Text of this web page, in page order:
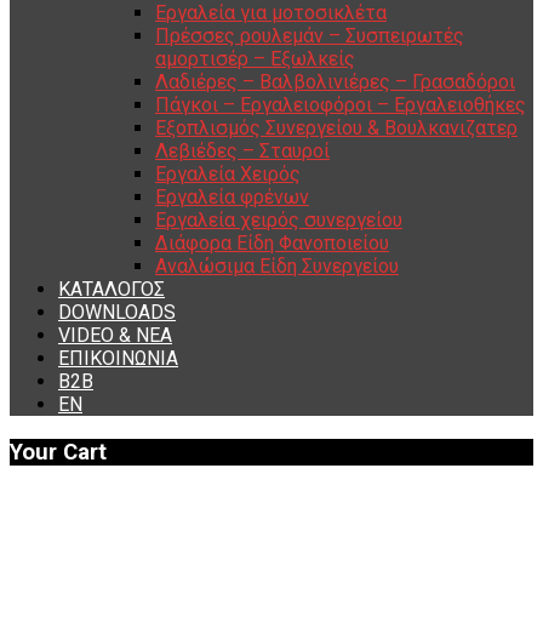
Εργαλεία για μοτοσικλέτα
Πρέσσες ρουλεμάν – Συσπειρωτές
αμορτισέρ – Εξωλκείς
Λαδιέρες – Βαλβολινιέρες – Γρασαδόροι
Πάγκοι – Εργαλειοφόροι – Εργαλειοθήκες
Εξοπλισμός Συνεργείου & Βουλκανιζατερ
Λεβιέδες – Σταυροί
Εργαλεία Χειρός
Εργαλεία φρένων
Εργαλεία χειρός συνεργείου
Διάφορα Είδη Φανοποιείου
Αναλώσιμα Είδη Συνεργείου
ΚΑΤΑΛΟΓΟΣ
DOWNLOADS
VIDEO & ΝΕΑ
ΕΠΙΚΟΙΝΩΝΙΑ
B2B
ΕΝ
Your Cart